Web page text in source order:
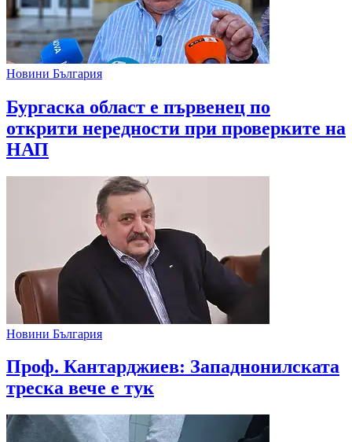
Новини България
Бургаска област е първенец по
открити нередности при проверките на
НАП
Новини България
Проф. Кантарджиев: Западнонилската
треска вече е тук